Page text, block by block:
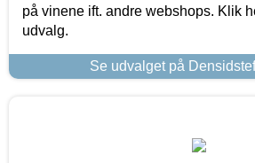
på vinene ift. andre webshops. Klik
udvalg.
Se udvalget på